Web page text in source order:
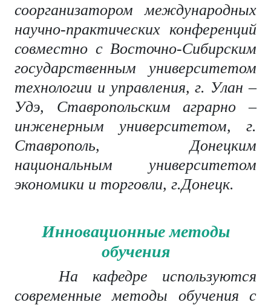
соорганизатором международных
научно-практических конференций
совместно с Восточно-Сибирским
государственным университетом
технологии и управления, г. Улан –
Удэ, Ставропольским аграрно –
инженерным университетом, г.
Ставрополь, Донецким
национальным университетом
экономики и торговли, г.Донецк.
Инновационные методы
обучения
На кафедре используются
современные методы обучения с